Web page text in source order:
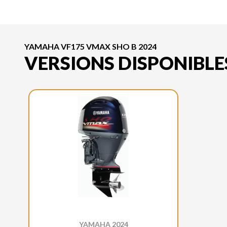
YAMAHA VF175 VMAX SHO B 2024
VERSIONS
YAMAHA 2024